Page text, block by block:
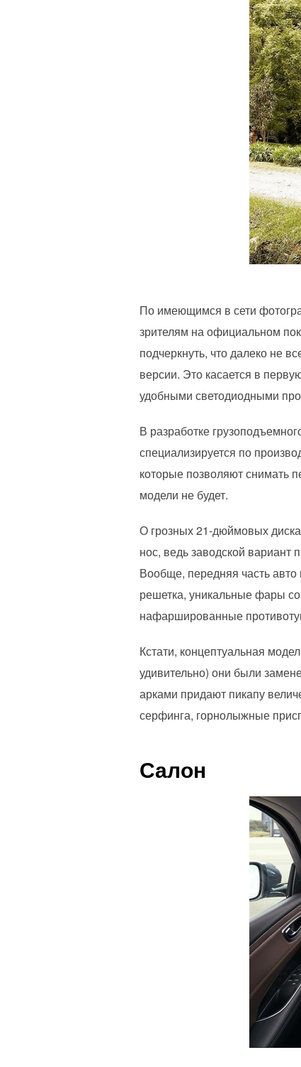
По имеющимся в сети
зрителям на официальном
подчеркнуть, что далеко не
версии. Это касается в
удобными светодиодными
В разработке
специализируется по
которые позволяют снимать
модели не будет.
О грозных 21-дюймовых
нос, ведь заводской вариант
Вообще, передняя часть
решетка, уникальные фары
нафаршированные
Кстати, концептуальная
удивительно) они были
арками придают пикапу
серфинга, горнолыжные
Салон